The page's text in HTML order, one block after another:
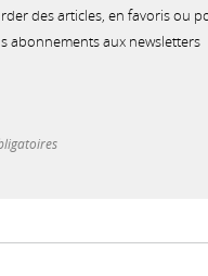
des articles, en favoris ou
abonnements aux newsletters